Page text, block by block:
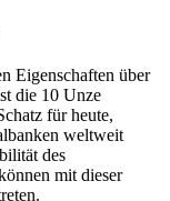
Eigenschaften über
die 10 Unze
für heute,
weltweit
des
mit dieser